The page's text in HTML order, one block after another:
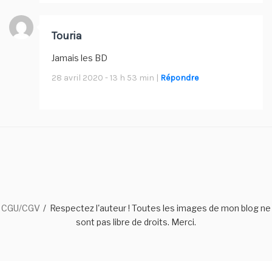
Touria
Jamais les BD
28 avril 2020 - 13 h 53 min | Répondre
CGU/CGV
Respectez l'auteur ! Toutes les images de mon blog ne
sont pas libre de droits. Merci.